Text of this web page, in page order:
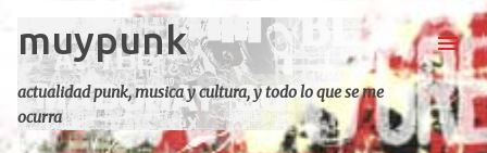
Ir al contenido principal
muypunk
actualidad punk, musica y cultura, y todo lo que se me
ocurra